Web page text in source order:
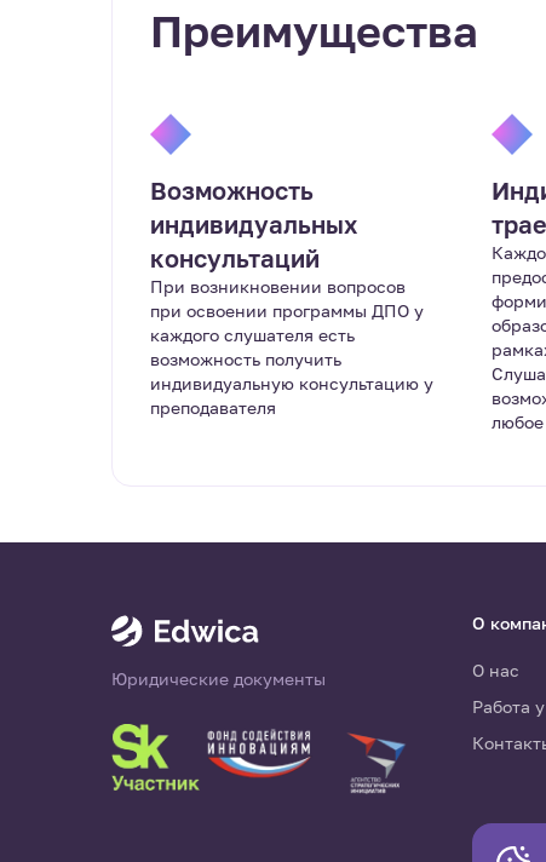
Преимущества
Возможность
индивидуальных
консультаций
При возникновении вопросов
при освоении программы ДПО у
каждого слушателя есть
возможность получить
индивидуальную консультацию у
преподавателя
Юридические документы
О
О нас
Работа